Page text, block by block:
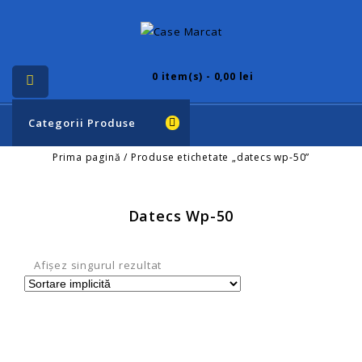
0 item(s) - 0,00 lei
Categorii Produse
Prima pagină / Produse etichetate „datecs wp-50”
Datecs Wp-50
Afișez singurul rezultat